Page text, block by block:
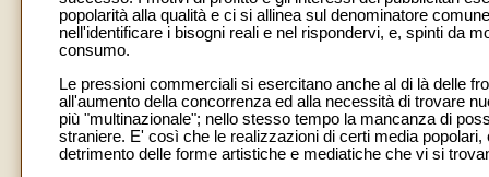
popolarità alla qualità e ci si allinea sul denominatore
nell'identificare i bisogni reali e nel rispondervi, e, spinti da
consumo.
Le pressioni commerciali si esercitano anche al di là delle
all'aumento della concorrenza ed alla necessità di trovare
più "multinazionale"; nello stesso tempo la mancanza di
straniere. E' così che le realizzazioni di certi media
detrimento delle forme artistiche e mediatiche che vi si